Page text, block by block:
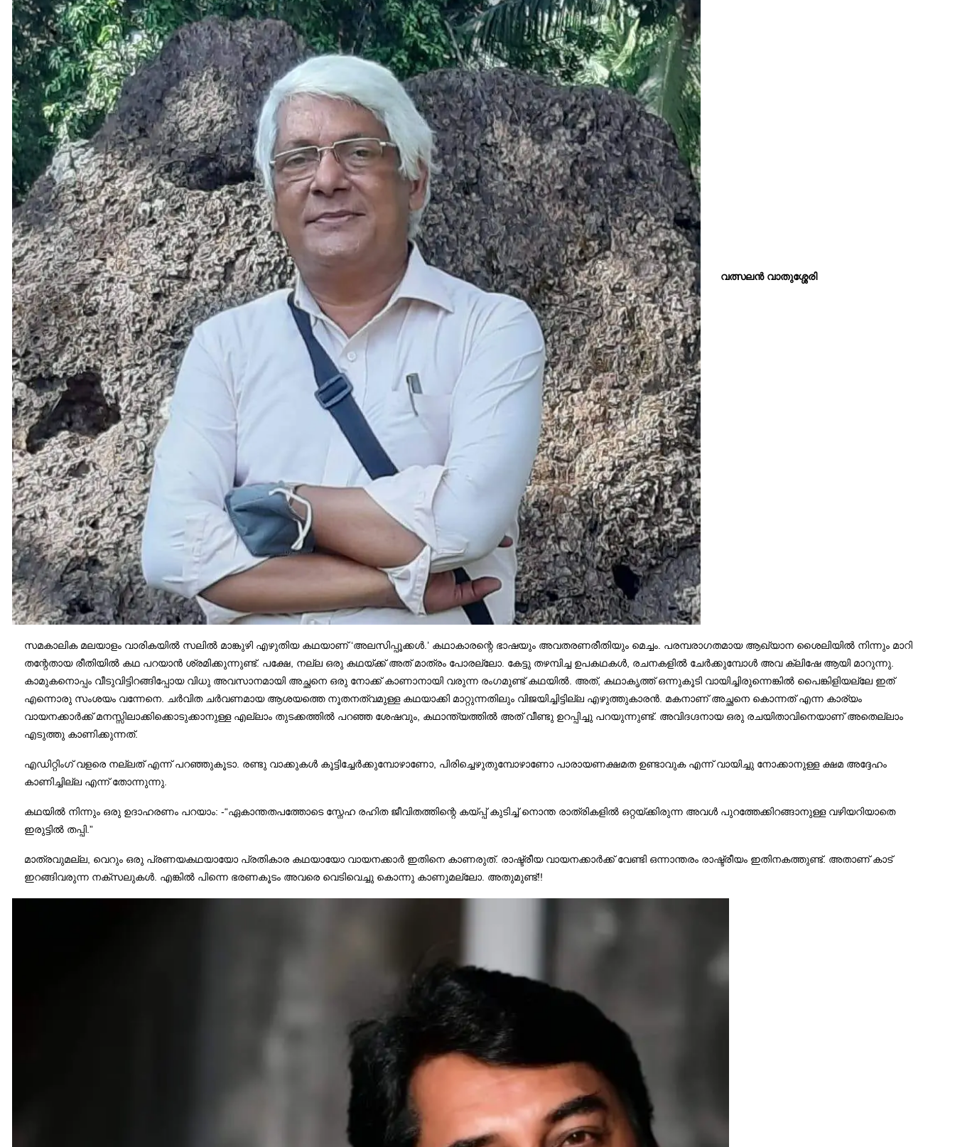
വത്സലൻ വാതുശ്ശേരി
സമകാലിക മലയാളം വാരികയിൽ സലിൽ മാങ്കുഴി എഴുതിയ കഥയാണ് ‘അലസിപ്പൂക്കൾ.’ കഥാകാരന്റെ ഭാഷയും അവതരണരീതിയും മെച്ചം. പരമ്പരാഗതമായ ആഖ്യാന ശൈലിയിൽ നിന്നും മാറി
തന്റേതായ രീതിയിൽ കഥ പറയാൻ ശ്രമിക്കുന്നുണ്ട്. പക്ഷേ, നല്ല ഒരു കഥയ്ക്ക് അത് മാത്രം പോരല്ലോ. കേട്ടു തഴമ്പിച്ച ഉപകഥകൾ, രചനകളിൽ ചേർക്കുമ്പോൾ അവ ക്ലിഷേ ആയി മാറുന്നു.
കാമുകനൊപ്പം വീടുവിട്ടിറങ്ങിപ്പോയ വിധു അവസാനമായി അച്ഛനെ ഒരു നോക്ക് കാണാനായി വരുന്ന രംഗമുണ്ട് കഥയിൽ. അത്, കഥാകൃത്ത് ഒന്നുകൂടി വായിച്ചിരുന്നെങ്കിൽ പൈങ്കിളിയല്ലേ ഇത്
എന്നൊരു സംശയം വന്നേനെ. ചർവിത ചർവണമായ ആശയത്തെ നൂതനത്വമുള്ള കഥയാക്കി മാറ്റുന്നതിലും വിജയിച്ചിട്ടില്ല എഴുത്തുകാരൻ. മകനാണ് അച്ഛനെ കൊന്നത് എന്ന കാര്യം
വായനക്കാർക്ക് മനസ്സിലാക്കിക്കൊടുക്കാനുള്ള എല്ലാം തുടക്കത്തിൽ പറഞ്ഞ ശേഷവും, കഥാന്ത്യത്തിൽ അത് വീണ്ടു ഉറപ്പിച്ചു പറയുന്നുണ്ട്. അവിദഗ്ദനായ ഒരു രചയിതാവിനെയാണ് അതെല്ലാം
എടുത്തു കാണിക്കുന്നത്.
എഡിറ്റിംഗ് വളരെ നല്ലത് എന്ന് പറഞ്ഞുകൂടാ. രണ്ടു വാക്കുകൾ കൂട്ടിച്ചേർക്കുമ്പോഴാണോ, പിരിച്ചെഴുതുമ്പോഴാണോ പാരായണക്ഷമത ഉണ്ടാവുക എന്ന് വായിച്ചു നോക്കാനുള്ള ക്ഷമ അദ്ദേഹം
കാണിച്ചില്ല എന്ന് തോന്നുന്നു.
കഥയിൽ നിന്നും ഒരു ഉദാഹരണം പറയാം: -“ഏകാന്തതപത്തോടെ സ്നേഹ രഹിത ജീവിതത്തിന്റെ കയ്പ്പ് കുടിച്ച് നൊന്ത രാത്രികളിൽ ഒറ്റയ്ക്കിരുന്ന അവൾ പുറത്തേക്കിറങ്ങാനുള്ള വഴിയറിയാതെ
ഇരുട്ടിൽ തപ്പി.”
മാത്രവുമല്ല, വെറും ഒരു പ്രണയകഥയായോ പ്രതികാര കഥയായോ വായനക്കാർ ഇതിനെ കാണരുത്. രാഷ്ട്രീയ വായനക്കാർക്ക് വേണ്ടി ഒന്നാന്തരം രാഷ്ട്രീയം ഇതിനകത്തുണ്ട്. അതാണ് കാട്
ഇറങ്ങിവരുന്ന നക്സലുകൾ. എങ്കിൽ പിന്നെ ഭരണകൂടം അവരെ വെടിവെച്ചു കൊന്നു കാണുമല്ലോ. അതുമുണ്ട്!!